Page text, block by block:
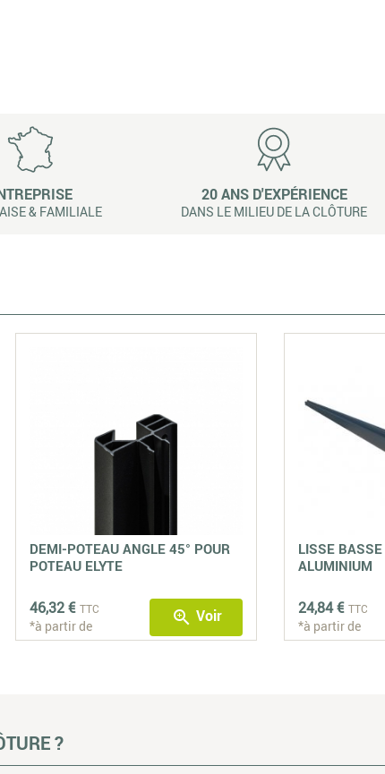
& FAMILIALE
20 ANS D'EXPÉRIENCE
DANS LE MILIEU DE LA CLÔTURE
DEMI-POTEAU ANGLE 45° POUR
POTEAU ELYTE
46,32 € TTC
*à partir de zoom_in Voir
LISSE BASSE
ALUMINIUM
24,84 € TTC
*à partir de
?